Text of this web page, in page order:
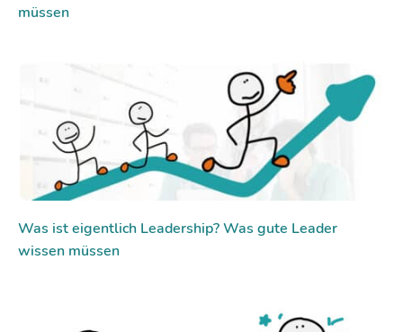
müssen
Was ist eigentlich Leadership? Was gute Leader
wissen müssen